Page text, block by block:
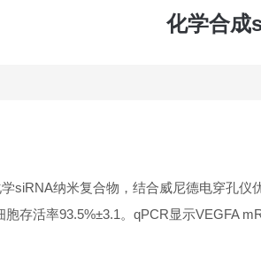
化学合成
siRNA纳米复合物，结合威尼德电穿孔仪
胞存活率93.5%±3.1。qPCR显示VEGFA